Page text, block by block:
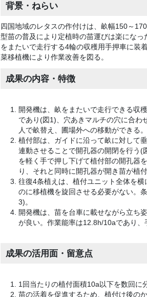
背景・ねらい
四国地域のレタスの作付けは、畝幅150～
型苗の普及により定植時の苗運びは楽にな
をまたいで走行する4輪の収穫用手押車に装
菜移植機により作業改善を図る。
成果の内容・特徴
開発機は、畝をまたいで走行できる収
であり(図1)、穴あきマルチの穴に合わ
人で畝替え、圃場外への移動ができる。
植付部は、ガイドに沿って畝に対して
連動させることで開孔器の開閉を行う
を軽く手で押し下げて植付部の開孔器
り、それと同時に開孔器が開き苗が植付
往復4条植えは、植付ユニット全体を
のに移植機を旋回させる必要がない。
3)。
開発機は、苗を台車に載せながら立ち
が良い。作業能率は12.8h/10aであり、
成果の活用面・留意点
1回当たりの植付面積10a以下を数回に
苗の活着を促進するため、植付け後の